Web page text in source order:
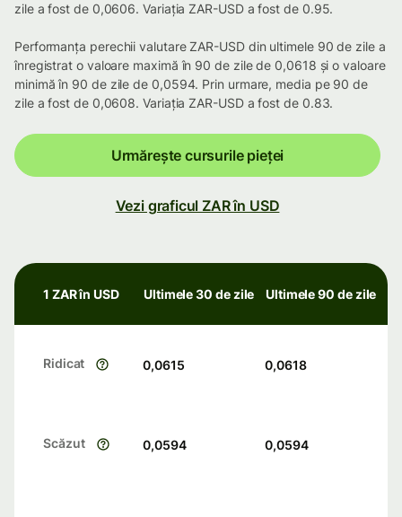
zile a fost de 0,0606. Variația ZAR-USD a fost de 0.95.
Performanța perechii valutare ZAR-USD din ultimele 90 de zile a
înregistrat o valoare maximă în 90 de zile de 0,0618 și o valoare
minimă în 90 de zile de 0,0594. Prin urmare, media pe 90 de
zile a fost de 0,0608. Variația ZAR-USD a fost de 0.83.
Urmărește cursurile pieței
Vezi graficul ZAR în USD
1 ZAR în USD Ultimele 30 de zile Ultimele 90 de zile
Ridicat 0,0615 0,0618
Scăzut 0,0594 0,0594